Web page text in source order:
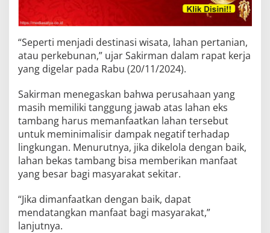
“Seperti menjadi destinasi wisata, lahan pertanian,
atau perkebunan,” ujar Sakirman dalam rapat kerja
yang digelar pada Rabu (20/11/2024).
Sakirman menegaskan bahwa perusahaan yang
masih memiliki tanggung jawab atas lahan eks
tambang harus memanfaatkan lahan tersebut
untuk meminimalisir dampak negatif terhadap
lingkungan. Menurutnya, jika dikelola dengan baik,
lahan bekas tambang bisa memberikan manfaat
yang besar bagi masyarakat sekitar.
“Jika dimanfaatkan dengan baik, dapat
mendatangkan manfaat bagi masyarakat,”
lanjutnya.